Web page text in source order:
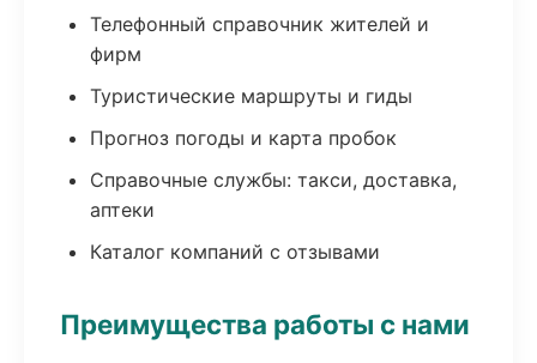
Телефонный справочник жителей и
фирм
Туристические маршруты и гиды
Прогноз погоды и карта пробок
Справочные службы: такси, доставка,
аптеки
Каталог компаний с отзывами
Преимущества работы с нами